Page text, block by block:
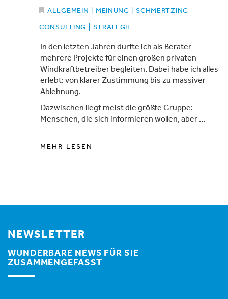
ALLGEMEIN MEINUNG |SCHMERTZING
CONSULTING
STRATEGIE
In den letzten Jahren durfte ich als Berater
mehrere Projekte für einen großen privaten
Windkraftbetreiber begleiten. Dabei habe ich alles
erlebt: von klarer Zustimmung bis zu massiver
Ablehnung.
Dazwischen liegt meist die größte Gruppe:
Menschen, die sich informieren wollen, aber …
MEHR LESEN
NEWSLETTER
WUNDERBARE NEWS FÜR SIE
ZUSAMMENGEFASST